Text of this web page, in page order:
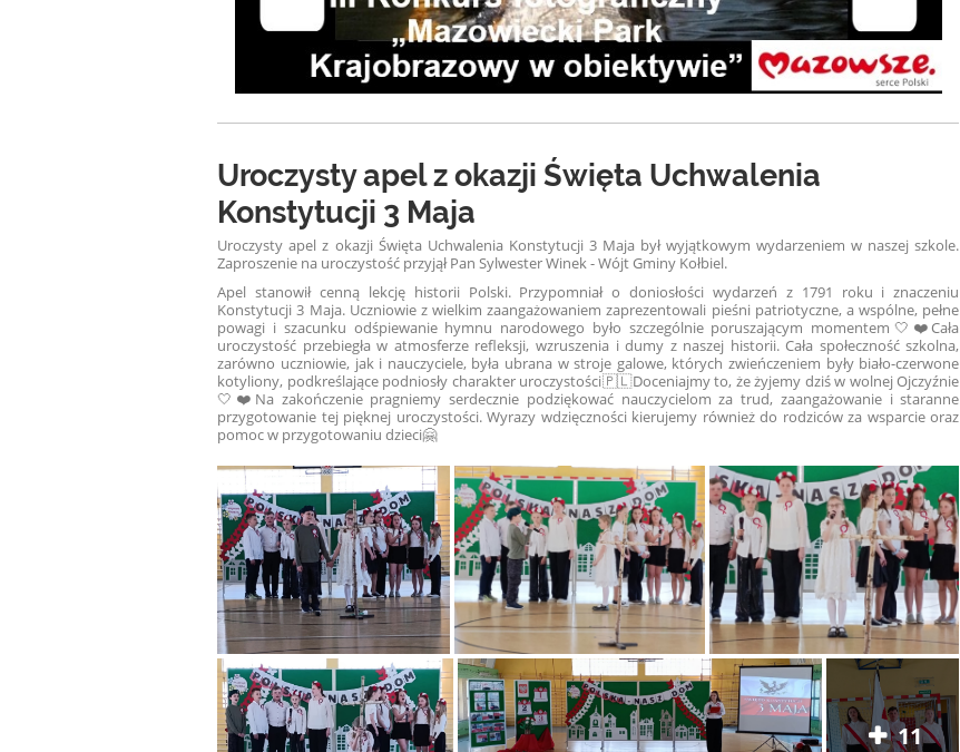
Uroczysty apel z okazji Święta Uchwalenia
Konstytucji 3 Maja
Uroczysty apel z okazji Święta Uchwalenia Konstytucji 3 Maja był wyjątkowym wydarzeniem w naszej szkole.
Zaproszenie na uroczystość przyjął Pan Sylwester Winek - Wójt Gminy Kołbiel.
Apel stanowił cenną lekcję historii Polski. Przypomniał o doniosłości wydarzeń z 1791 roku i znaczeniu
Konstytucji 3 Maja. Uczniowie z wielkim zaangażowaniem zaprezentowali pieśni patriotyczne, a wspólne, pełne
powagi i szacunku odśpiewanie hymnu narodowego było szczególnie poruszającym momentem🤍❤️Cała
uroczystość przebiegła w atmosferze refleksji, wzruszenia i dumy z naszej historii. Cała społeczność szkolna,
zarówno uczniowie, jak i nauczyciele, była ubrana w stroje galowe, których zwieńczeniem były biało-czerwone
kotyliony, podkreślające podniosły charakter uroczystości🇵🇱Doceniajmy to, że żyjemy dziś w wolnej Ojczyźnie
🤍❤️Na zakończenie pragniemy serdecznie podziękować nauczycielom za trud, zaangażowanie i staranne
przygotowanie tej pięknej uroczystości. Wyrazy wdzięczności kierujemy również do rodziców za wsparcie oraz
pomoc w przygotowaniu dzieci🤗
11